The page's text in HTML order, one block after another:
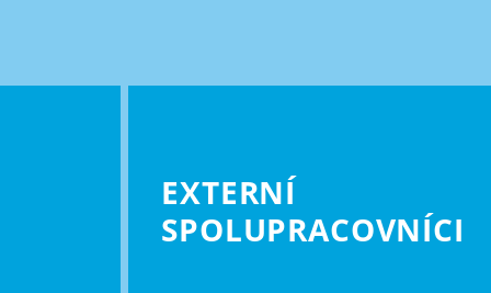
EXTERNÍ
SPOLU­PRACOVNÍCI